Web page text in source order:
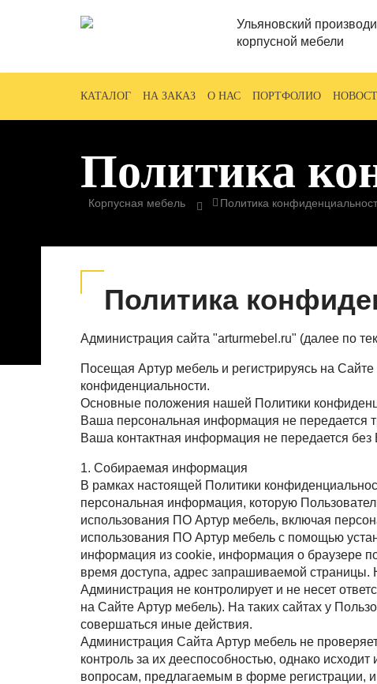
Ульяновский
корпусной мебели
КАТАЛОГ НА ЗАКАЗ О НАС ПОРТФОЛИО
Политика
Корпусная мебель Политика
Политика
Администрация сайта "arturmebel.ru" (далее по
Посещая Артур мебель и регистрируясь на
конфиденциальности.
Основные положения нашей Политики
Ваша персональная информация не передается
Ваша контактная информация не передается без
1. Собираемая информация
В рамках настоящей Политики
персональная информация, которую
использования ПО Артур мебель, включая
использования ПО Артур мебель с помощью
информация из cookie, информация о браузере
время доступа, адрес запрашиваемой
Администрация не контролирует и не несет
на Сайте Артур мебель). На таких сайтах у
совершаться иные действия.
Администрация Сайта Артур мебель не
контроль за их дееспособностью, однако
вопросам, предлагаемым в форме регистрации,